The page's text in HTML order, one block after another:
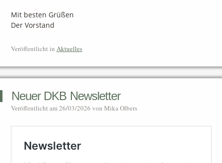
Mit besten Grüßen
Der Vorstand
Veröffentlicht in Aktuelles
Neuer DKB Newsletter
Veröffentlicht am26/03/2026 von Mika Olbers